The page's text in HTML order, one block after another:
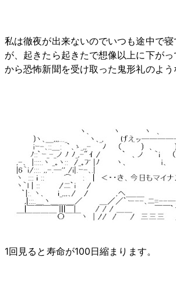
私は徹夜が出来ないのでいつも途中で
が、起きたら起きたで想像以上に下が
から恐怖新聞を受け取った鬼形礼のよう
1回見ると寿命が100日縮まります。